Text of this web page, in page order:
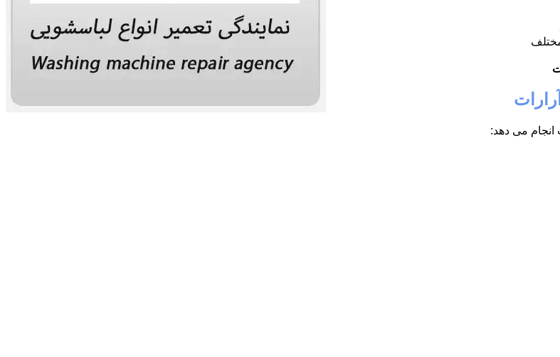
انجام می دهد: